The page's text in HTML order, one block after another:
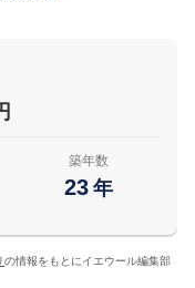
築年数
23 年
の情報をもとにイエウール編集部